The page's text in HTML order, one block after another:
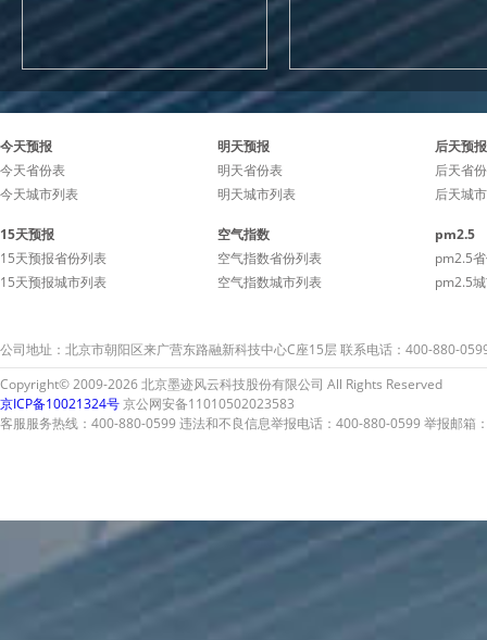
今天预报
今天省份表
今天城市列表
明天预报
明天省份表
明天城市列表
后天预报
后天省
后天城
15天预报
15天预报省份列表
15天预报城市列表
空气指数
空气指数省份列表
空气指数城市列表
pm2.5
pm2.5
pm2.5
公司地址：北京市朝阳区来广营东路融新科技中心C座15层 联系电话：400-880-
Copyright© 2009-2026 北京墨迹风云科技股份有限公司 All Rights Reserved
京ICP备10021324号京公网安备11010502023583
客服服务热线：400-880-0599 违法和不良信息举报电话：400-880-0599 举报邮箱